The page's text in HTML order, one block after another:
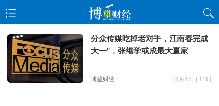
分众传媒吃掉老对手，江南春完成
大一”，张继学或成最大赢家
博望财经 04月15日 11时